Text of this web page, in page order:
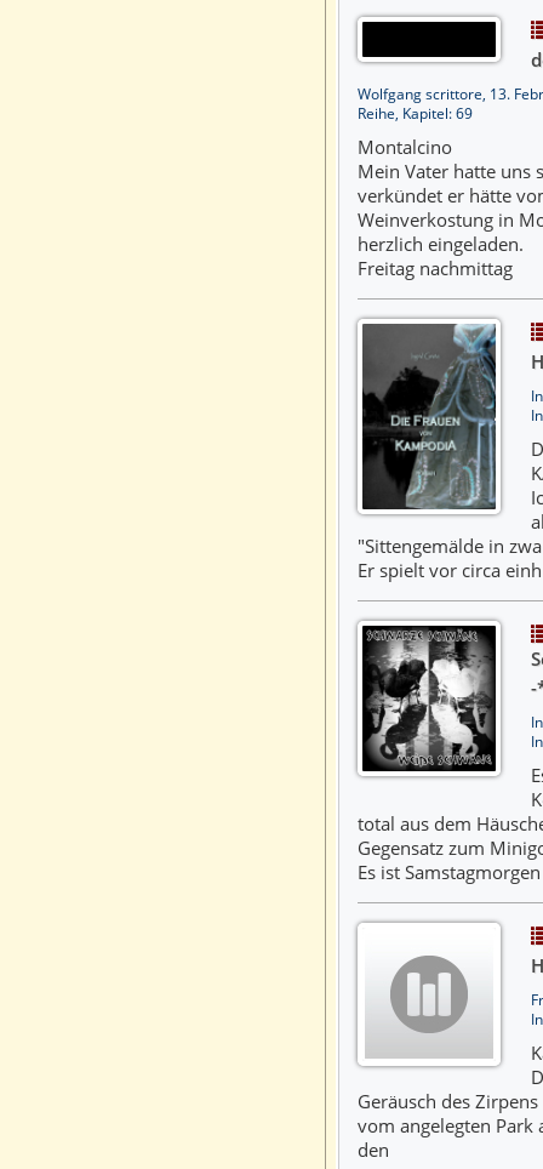
Wolfgang scrittore, 13.
Reihe, Kapitel: 69
Montalcino
Mein Vater hatte uns
verkündet er hätte
Weinverkostung in
herzlich eingeladen.
Freitag nachmittag
"Sittengemälde in
Er spielt vor circa
-
total aus dem
Gegensatz zum
Es ist
Geräusch des
vom angelegten
den